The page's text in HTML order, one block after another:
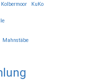
Kolbermoor KuKo
Mahnstäbe